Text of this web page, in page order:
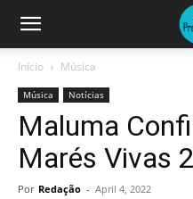
Início Música
Música Notícias
Maluma
Marés Vivas
Por Redação - April 4, 2022